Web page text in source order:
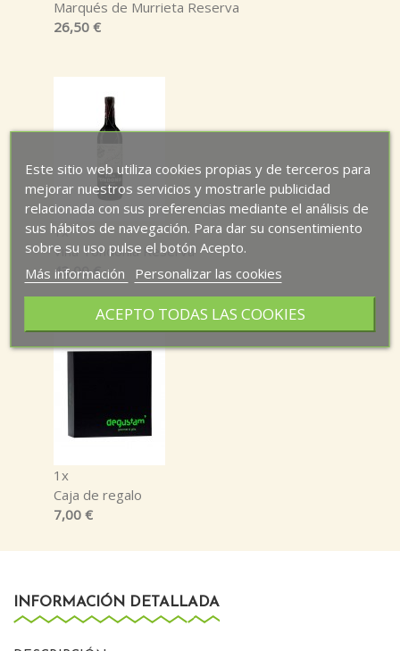
Marqués de Murrieta Reserva
26,50 €
1x
Viña Tondonia Reserva
43,00 €
1x
Caja de regalo
7,00 €
INFORMACIÓN DETALLADA
Este sitio web utiliza cookies propias y de terceros para
mejorar nuestros servicios y mostrarle publicidad
relacionada con sus preferencias mediante el análisis de
sus hábitos de navegación. Para dar su consentimiento
sobre su uso pulse el botón Acepto.
Más información
Personalizar las cookies
ACEPTO TODAS LAS COOKIES